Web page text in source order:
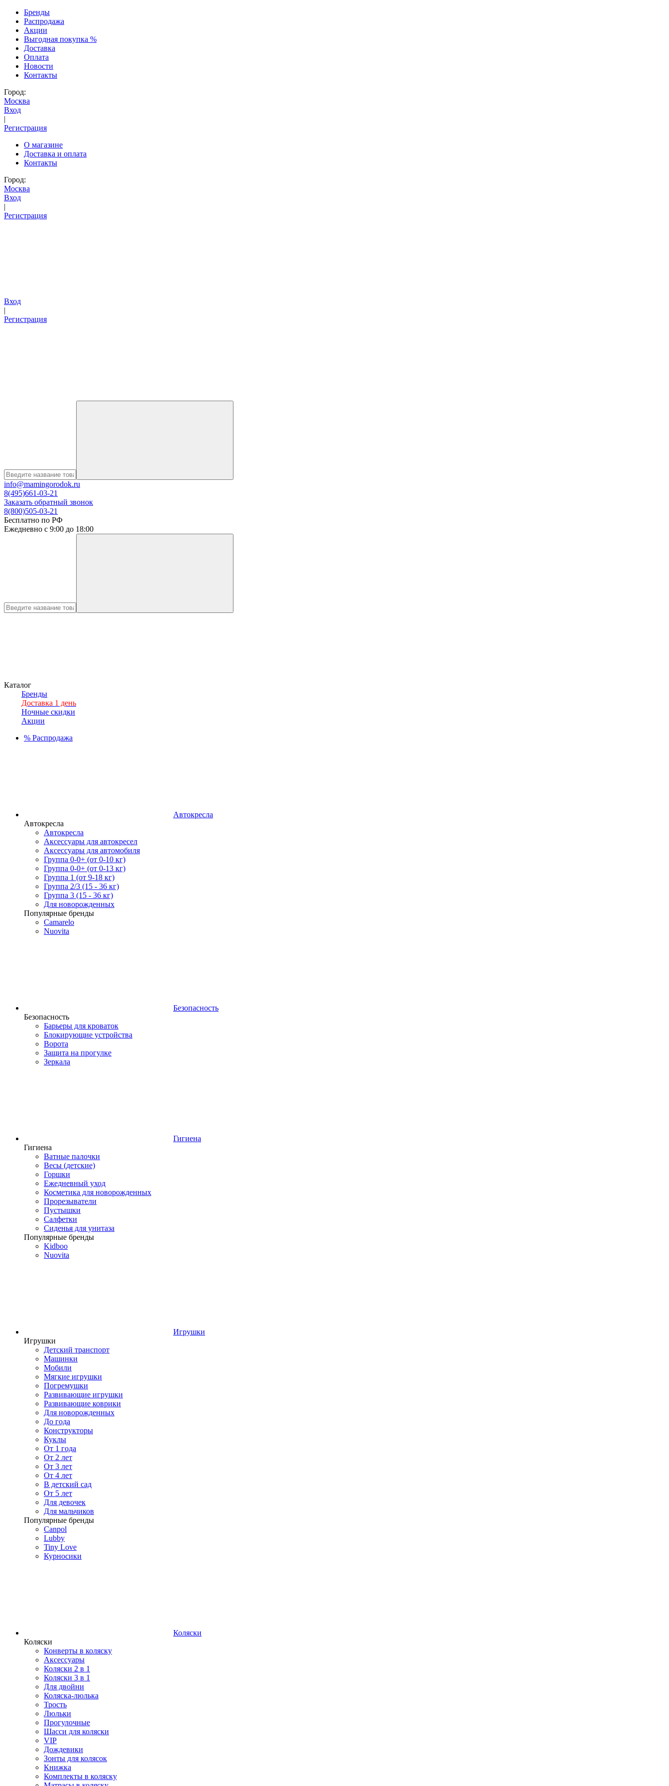
Бренды
Распродажа
Акции
Выгодная покупка %
Доставка
Оплата
Новости
Контакты
Город:
Москва
Вход
|
Регистрация
О магазине
Доставка и оплата
Контакты
Город:
Москва
Вход
|
Регистрация
Вход
|
Регистрация
info@mamingorodok.ru
8(495)661-03-21
Заказать обратный звонок
8(800)505-03-21
Бесплатно по РФ
Ежедневно с 9:00 до 18:00
Каталог
Бренды
Доставка 1 день
Ночные скидки
Акции
% Распродажа
Автокресла
Автокресла
Автокресла
Аксессуары для автокресел
Аксессуары для автомобиля
Группа 0-0+ (от 0-10 кг)
Группа 0-0+ (от 0-13 кг)
Группа 1 (от 9-18 кг)
Группа 2/3 (15 - 36 кг)
Группа 3 (15 - 36 кг)
Для новорожденных
Популярные бренды
Camarelo
Nuovita
Безопасность
Безопасность
Барьеры для кроваток
Блокирующие устройства
Ворота
Защита на прогулке
Зеркала
Гигиена
Гигиена
Ватные палочки
Весы (детские)
Горшки
Ежедневный уход
Косметика для новорожденных
Прорезыватели
Пустышки
Салфетки
Сиденья для унитаза
Популярные бренды
Kidboo
Nuovita
Игрушки
Игрушки
Детский транспорт
Машинки
Мобили
Мягкие игрушки
Погремушки
Развивающие игрушки
Развивающие коврики
Для новорожденных
До года
Конструкторы
Куклы
От 1 года
От 2 лет
От 3 лет
От 4 лет
В детский сад
От 5 лет
Для девочек
Для мальчиков
Популярные бренды
Canpol
Lubby
Tiny Love
Курносики
Коляски
Коляски
Конверты в коляску
Аксессуары
Коляски 2 в 1
Коляски 3 в 1
Для двойни
Коляска-люлька
Трость
Люльки
Прогулочные
Шасси для коляски
VIP
Дождевики
Зонты для колясок
Книжка
Комплекты в коляску